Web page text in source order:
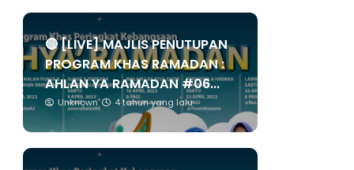
🔴 [LIVE] MAJLIS PENUTUPAN
PROGRAM KHAS RAMADAN :
AHLAN YA RAMADAN #06...
Unknown 4 tahun yang lalu